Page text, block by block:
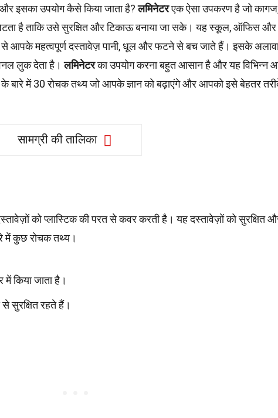
और इसका उपयोग कैसे किया जाता है?लमिनेटरएक ऐसा उपकरण है जो
है ताकि उसे सुरक्षित और टिकाऊ बनाया जा सके। यह स्कूल, ऑफिस
आपके महत्वपूर्ण दस्तावेज़ पानी, धूल और फटने से बच जाते हैं। इसके
लुक देता है।लमिनेटरका उपयोग करना बहुत आसान है और यह विभिन्न
बारे में 30 रोचक तथ्य जो आपके ज्ञान को बढ़ाएंगे और आपको इसे बेहतर
सामग्री की तालिका
को प्लास्टिक की परत से कवर करती है। यह दस्तावेज़ों को सुरक्षित
में कुछ रोचक तथ्य।
किया जाता है।
सुरक्षित रहते हैं।